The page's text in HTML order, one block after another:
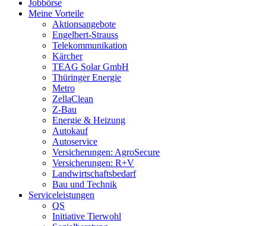
Jobbörse
Meine Vorteile
Aktionsangebote
Engelbert-Strauss
Telekommunikation
Kärcher
TEAG Solar GmbH
Thüringer Energie
Metro
ZellaClean
Z-Bau
Energie & Heizung
Autokauf
Autoservice
Versicherungen: AgroSecure
Versicherungen: R+V
Landwirtschaftsbedarf
Bau und Technik
Service­­leistungen
QS
Initiative Tierwohl